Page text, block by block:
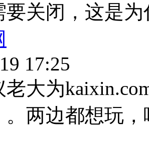
要关闭，这是
17:25
老大为
。两边都想玩